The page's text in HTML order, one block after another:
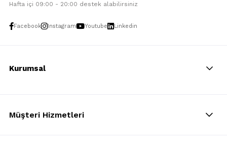
Hafta içi 09:00 - 20:00 destek alabilirsiniz
Facebook Instagram Youtube Linkedin
Kurumsal
Müşteri Hizmetleri